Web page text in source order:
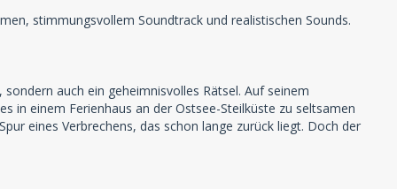
stimmungsvollem Soundtrack und realistischen Sounds.
auch ein geheimnisvolles Rätsel. Auf seinem
in einem Ferienhaus an der Ostsee-Steilküste zu seltsamen
eines Verbrechens, das schon lange zurück liegt. Doch der